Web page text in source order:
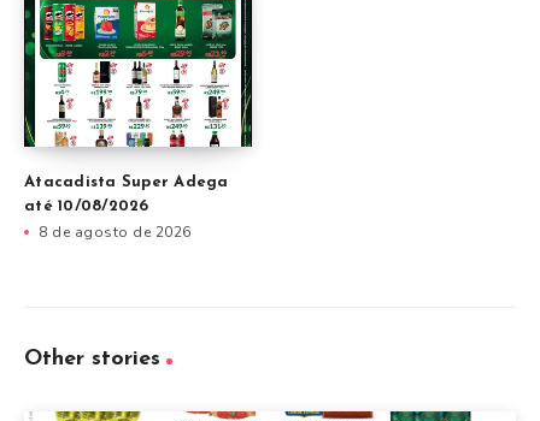
Atacadista Super Adega
até 10/08/2026
8 de agosto de 2026
Other stories